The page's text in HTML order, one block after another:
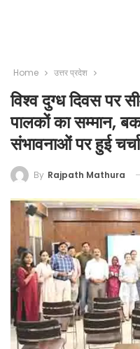
Home उत्तर प्रदेश
विश्व दुग्ध दिवस पर
पालकों का सम्मान,
संभावनाओं पर हुई चर्चा
By Rajpath Mathura